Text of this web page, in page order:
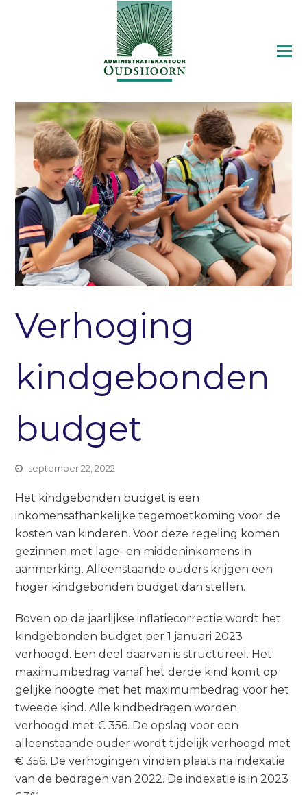
Verhoging
kindgebonden
budget
september 22, 2022
Het kindgebonden budget is een
inkomensafhankelijke tegemoetkoming voor de
kosten van kinderen. Voor deze regeling komen
gezinnen met lage- en middeninkomens in
aanmerking. Alleenstaande ouders krijgen een
hoger kindgebonden budget dan stellen.
Boven op de jaarlijkse inflatiecorrectie wordt het
kindgebonden budget per 1 januari 2023
verhoogd. Een deel daarvan is structureel. Het
maximumbedrag vanaf het derde kind komt op
gelijke hoogte met het maximumbedrag voor het
tweede kind. Alle kindbedragen worden
verhoogd met € 356. De opslag voor een
alleenstaande ouder wordt tijdelijk verhoogd met
€ 356. De verhogingen vinden plaats na indexatie
van de bedragen van 2022. De indexatie is in 2023